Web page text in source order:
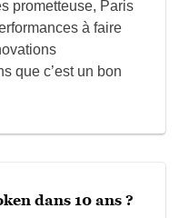
prometteuse, Paris
à faire
que c’est un bon
dans 10 ans ?